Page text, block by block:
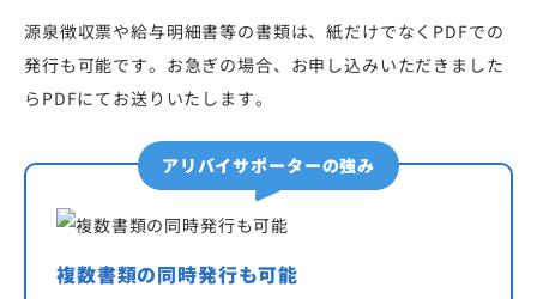
源泉徴収票や給与明細書等の書類は、紙だけでなくPDFでの
発行も可能です。お急ぎの場合、お申し込みいただきました
らPDFにてお送りいたします。
アリバイサポーターの強み
複数書類の同時発行も可能